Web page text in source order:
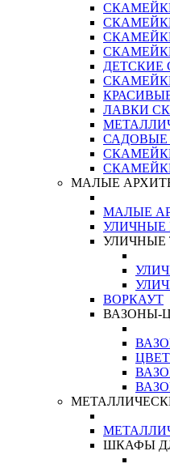
ДЕТСКИЕ
ЛАВКИ
МАЛЫЕ
МАЛЫЕ
УЛИЧНЫЕ
УЛИЧНЫЕ
ВОРКАУТ
ВАЗОНЫ-
ШКАФЫ